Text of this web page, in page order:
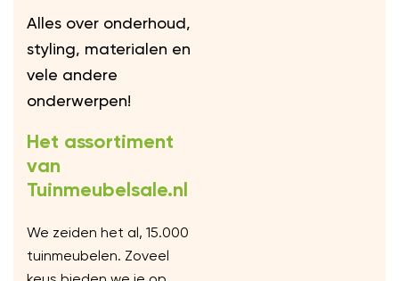
Alles over onderhoud,
styling, materialen en
vele andere
onderwerpen!
Het assortiment
van
Tuinmeubelsale.nl
We zeiden het al, 15.000
tuinmeubelen. Zoveel